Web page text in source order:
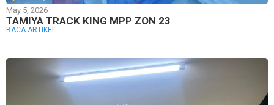
May 5, 2026
TAMIYA TRACK KING MPP ZON 23
BACA ARTIKEL